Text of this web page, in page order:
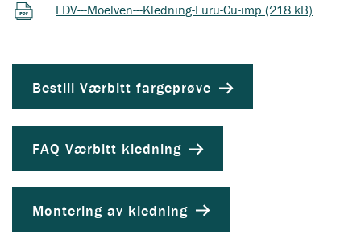
FDV---Moelven---Kledning-Furu-Cu-imp (218 kB)
Bestill Værbitt fargeprøve
FAQ Værbitt kledning
Montering av kledning